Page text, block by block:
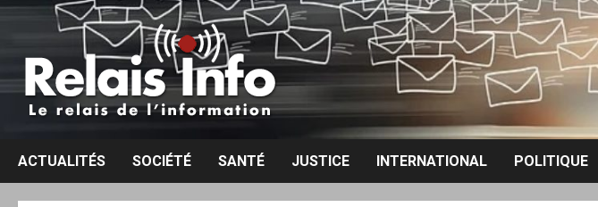
Aller
contenu
ACTUALITÉS SOCIÉTÉ SANTÉ JUSTICE INTERNATIONAL POLITIQUE